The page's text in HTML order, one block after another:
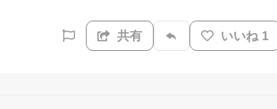
共有 いいね 1